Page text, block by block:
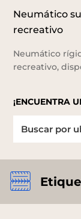
Neumático
recreativo
Neumático
recreativo,
¡ENCUENTRA